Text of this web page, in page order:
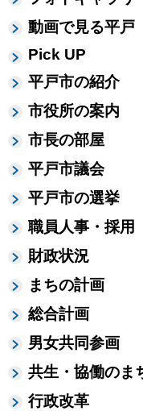
動画で見る平戸
Pick UP
平戸市の紹介
市役所の案内
市長の部屋
平戸市議会
平戸市の選挙
職員人事・採用
財政状況
まちの計画
総合計画
男女共同参画
共生・協働のま
行政改革